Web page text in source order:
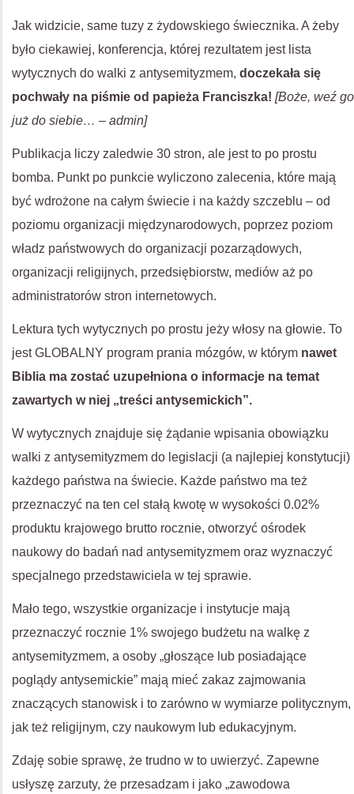
Jak widzicie, same tuzy z żydowskiego świecznika. A żeby
było ciekawiej, konferencja, której rezultatem jest lista
wytycznych do walki z antysemityzmem, doczekała się
pochwały na piśmie od papieża Franciszka! [Boże, weź go
już do siebie… – admin]
Publikacja liczy zaledwie 30 stron, ale jest to po prostu
bomba. Punkt po punkcie wyliczono zalecenia, które mają
być wdrożone na całym świecie i na każdy szczeblu – od
poziomu organizacji międzynarodowych, poprzez poziom
władz państwowych do organizacji pozarządowych,
organizacji religijnych, przedsiębiorstw, mediów aż po
administratorów stron internetowych.
Lektura tych wytycznych po prostu jeży włosy na głowie. To
jest GLOBALNY program prania mózgów, w którym nawet
Biblia ma zostać uzupełniona o informacje na temat
zawartych w niej „treści antysemickich”.
W wytycznych znajduje się żądanie wpisania obowiązku
walki z antysemityzmem do legislacji (a najlepiej konstytucji)
każdego państwa na świecie. Każde państwo ma też
przeznaczyć na ten cel stałą kwotę w wysokości 0.02%
produktu krajowego brutto rocznie, otworzyć ośrodek
naukowy do badań nad antysemityzmem oraz wyznaczyć
specjalnego przedstawiciela w tej sprawie.
Mało tego, wszystkie organizacje i instytucje mają
przeznaczyć rocznie 1% swojego budżetu na walkę z
antysemityzmem, a osoby „głoszące lub posiadające
poglądy antysemickie” mają mieć zakaz zajmowania
znaczących stanowisk i to zarówno w wymiarze politycznym,
jak też religijnym, czy naukowym lub edukacyjnym.
Zdaję sobie sprawę, że trudno w to uwierzyć. Zapewne
usłyszę zarzuty, że przesadzam i jako „zawodowa